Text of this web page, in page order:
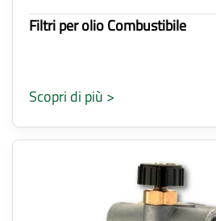
Filtri per olio Combustibile
Scopri di più >